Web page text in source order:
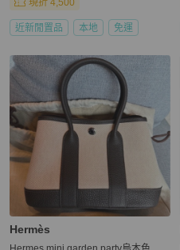
現折 4,500
近新閒置品 本地 免運
Hermès